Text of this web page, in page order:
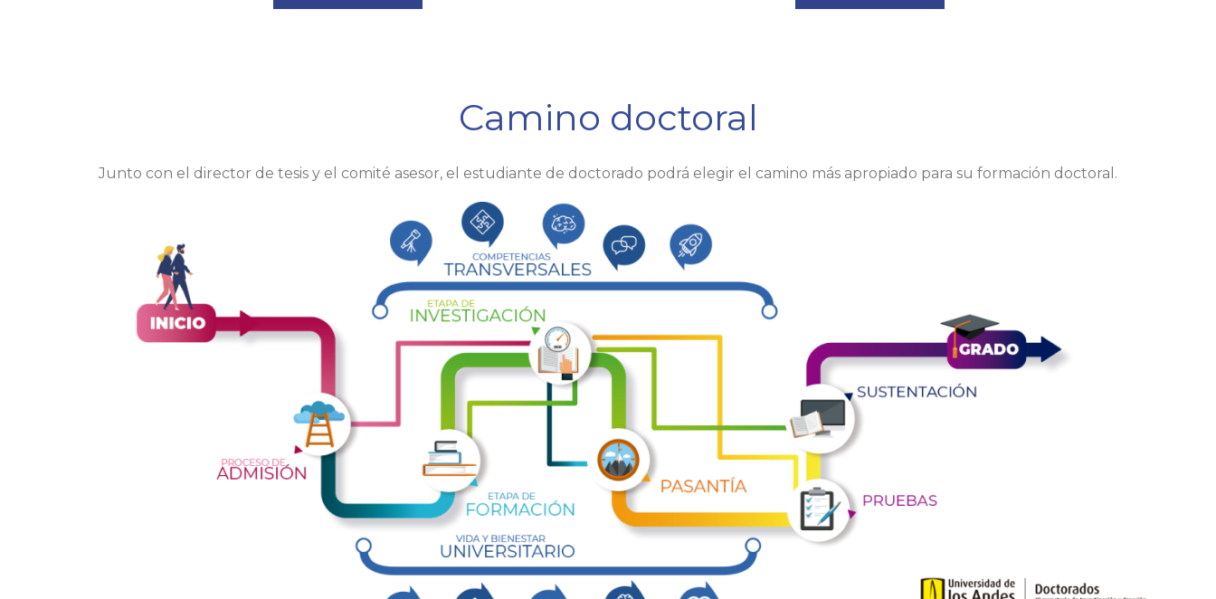
Camino doctoral
Junto con el director de tesis y el comité asesor, el estudiante de doctorado podrá elegir el camino más apropiado para su formación doctoral.